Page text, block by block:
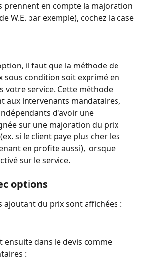
prennent en compte la majoration
W.E. par exemple), cochez la case
il faut que la méthode de
sous condition soit exprimé en
votre service. Cette méthode
aux intervenants mandataires,
d'avoir une
sur une majoration du prix
si le client paye plus cher les
en profite aussi), lorsque
sur le service.
options
ajoutant du prix sont affichées :
ensuite dans le devis comme
: